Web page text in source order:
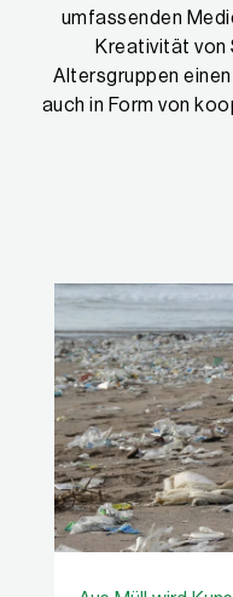
umfassenden
Kreativität von
Altersgruppen
auch in Form von